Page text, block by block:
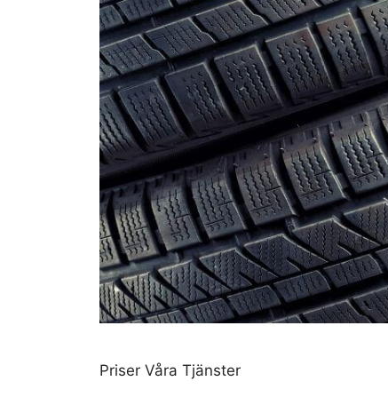
Priser Våra Tjänster